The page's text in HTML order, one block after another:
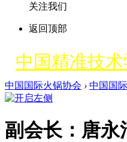
关注我们
返回顶部
中国精准技
中国国际火锅协会 › 中国国
副会长：唐永